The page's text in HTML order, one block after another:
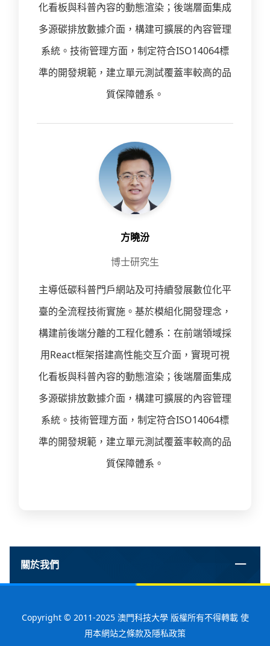
化看板與科普內容的動態渲染；後端層面集成
多源碳排放數據介面，構建可擴展的內容管理
系統。技術管理方面，制定符合ISO14064標
準的開發規範，建立單元測試覆蓋率較高的品
質保障體系。
方曉汾
博士研究生
主導低碳科普門戶網站及可持續發展數位化平
臺的全流程技術實施。基於模組化開發理念，
構建前後端分離的工程化體系：在前端領域採
用React框架搭建高性能交互介面，實現可視
化看板與科普內容的動態渲染；後端層面集成
多源碳排放數據介面，構建可擴展的內容管理
系統。技術管理方面，制定符合ISO14064標
準的開發規範，建立單元測試覆蓋率較高的品
質保障體系。
關於我們
Copyright © 2011-2025 澳門科技大學 版權所有不得轉載 使
用本網站之條款及隱私政策